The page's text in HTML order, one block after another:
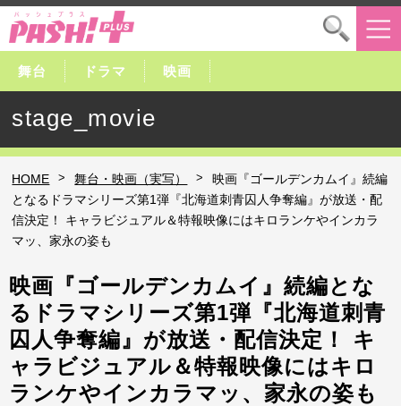
舞台 ドラマ 映画
stage_movie
HOME > 舞台・映画（実写） >
映画『ゴールデンカムイ』続編
となるドラマシリーズ第1弾『北海道刺青囚人争奪編』が放送・配
信決定！ キャラビジュアル＆特報映像にはキロランケやインカラ
マッ、家永の姿も
映画『ゴールデンカムイ』続編とな
るドラマシリーズ第1弾『北海道刺青
囚人争奪編』が放送・配信決定！ キ
ャラビジュアル＆特報映像にはキロ
ランケやインカラマッ、家永の姿も